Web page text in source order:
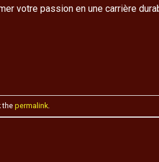
votre passion en une carrière
thepermalink.